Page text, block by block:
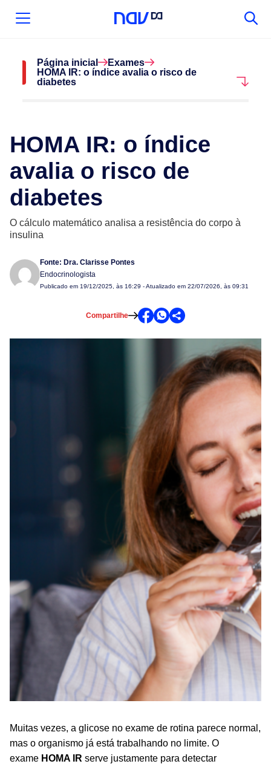
Página inicial
Exames
HOMA IR: o índice avalia o risco de
diabetes
HOMA IR: o índice
avalia o risco de
diabetes
O cálculo matemático analisa a resistência do corpo à
insulina
Fonte: Dra. Clarisse Pontes
Endocrinologista
Publicado em 19/12/2025, às 16:29 - Atualizado em 22/07/2026, às 09:31
Compartilhe
Muitas vezes, a glicose no exame de rotina parece normal,
mas o organismo já está trabalhando no limite. O
exame HOMA IR serve justamente para detectar